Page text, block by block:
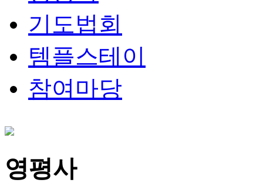
기도법회
템플스테이
참여마당
영평사